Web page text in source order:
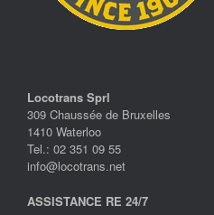
Locotrans Sprl
309 Chaussée de Bruxelles
1410 Waterloo
Tel.: 02 351 09 55
info@locotrans.net
ASSISTANCE RE 24/7